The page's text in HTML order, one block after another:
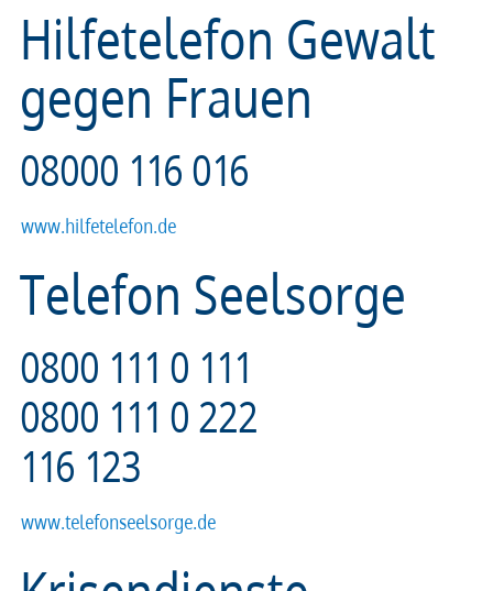
Hilfetelefon Gewalt
gegen Frauen
08000 116 016
www.hilfetelefon.de
Telefon Seelsorge
0800 111 0 111
0800 111 0 222
116 123
www.telefonseelsorge.de